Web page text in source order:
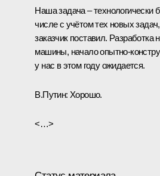
Наша задача – технологически
числе с учётом тех новых
заказчик поставил. Разработка
машины, начало опытно-
у нас в этом году ожидается.
В.Путин: Хорошо.
<…>